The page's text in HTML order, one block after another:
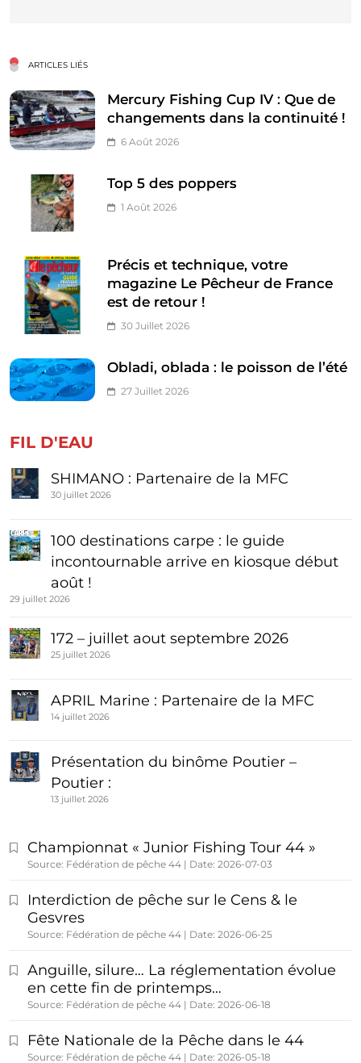
ARTICLES LIÉS
Mercury Fishing Cup IV : Que de
changements dans la continuité !
6 Août 2026
Top 5 des poppers
1 Août 2026
Précis et technique, votre
magazine Le Pêcheur de France
est de retour !
30 Juillet 2026
Obladi, oblada : le poisson de l’été
27 Juillet 2026
FIL D'EAU
SHIMANO : Partenaire de la MFC
30 juillet 2026
100 destinations carpe : le guide
incontournable arrive en kiosque début
août !
29 juillet 2026
172 – juillet aout septembre 2026
25 juillet 2026
APRIL Marine : Partenaire de la MFC
14 juillet 2026
Présentation du binôme Poutier –
Poutier :
13 juillet 2026
Championnat « Junior Fishing Tour 44 »
Source: Fédération de pêche 44 Date: 2026-07-03
Interdiction de pêche sur le Cens & le
Gesvres
Source: Fédération de pêche 44 Date: 2026-06-25
Anguille, silure… La réglementation évolue
en cette fin de printemps…
Source: Fédération de pêche 44 Date: 2026-06-18
Fête Nationale de la Pêche dans le 44
Source: Fédération de pêche 44 Date: 2026-05-18